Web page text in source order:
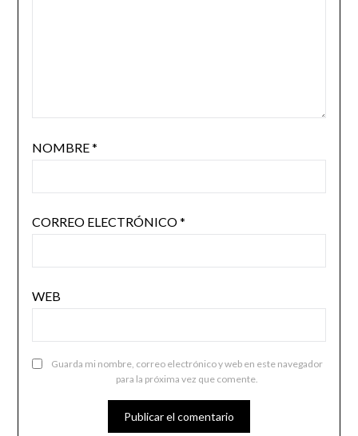
NOMBRE*
CORREO ELECTRÓNICO*
WEB
Guarda mi nombre, correo electrónico y web en este navegador
para la próxima vez que comente.